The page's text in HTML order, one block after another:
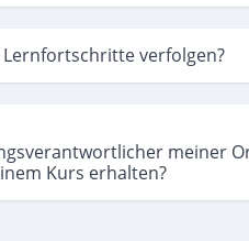
verfolgen?
meiner
Kurs erhalten?